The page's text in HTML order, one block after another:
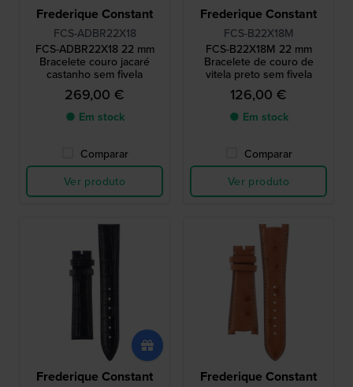
Frederique Constant
FCS-ADBR22X18
FCS-ADBR22X18 22 mm
Bracelete couro jacaré
castanho sem fivela
269,00 €
● Em stock
Comparar
Ver produto
Frederique Constant
FCS-B22X18M
FCS-B22X18M 22 mm
Bracelete de couro de
vitela preto sem fivela
126,00 €
● Em stock
Comparar
Ver produto
Frederique Constant Frederique Constant